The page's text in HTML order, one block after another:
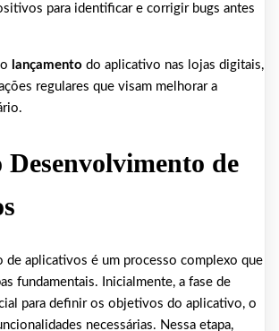
para identificar e corrigir bugs antes
lançamento do aplicativo nas lojas digitais,
regulares que visam melhorar a
Desenvolvimento de
de aplicativos é um processo complexo que
fundamentais. Inicialmente, a fase de
para definir os objetivos do aplicativo, o
necessárias. Nessa etapa,